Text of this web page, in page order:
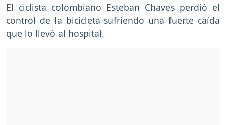
El ciclista colombiano Esteban Chaves perdió el
control de la bicicleta sufriendo una fuerte caída
que lo llevó al hospital.